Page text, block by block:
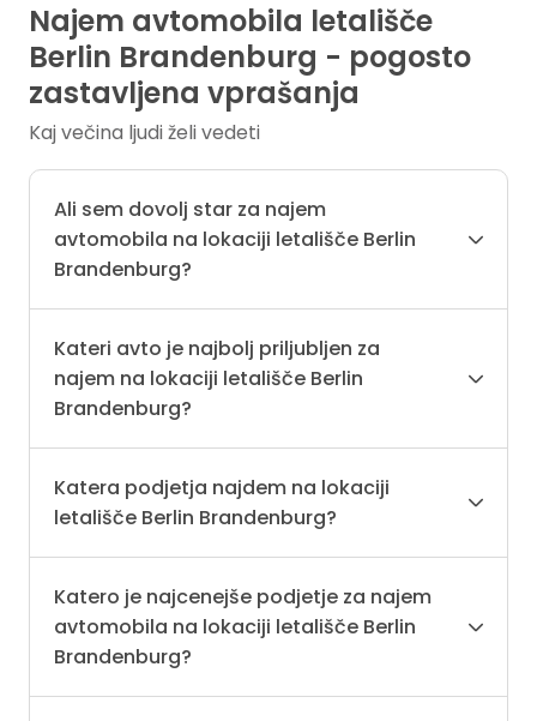
Najem avtomobila letališče
Berlin Brandenburg - pogosto
zastavljena vprašanja
Kaj večina ljudi želi vedeti
Ali sem dovolj star za najem
avtomobila na lokaciji letališče Berlin
Brandenburg?
Kateri avto je najbolj priljubljen za
najem na lokaciji letališče Berlin
Brandenburg?
Katera podjetja najdem na lokaciji
letališče Berlin Brandenburg?
Katero je najcenejše podjetje za najem
avtomobila na lokaciji letališče Berlin
Brandenburg?